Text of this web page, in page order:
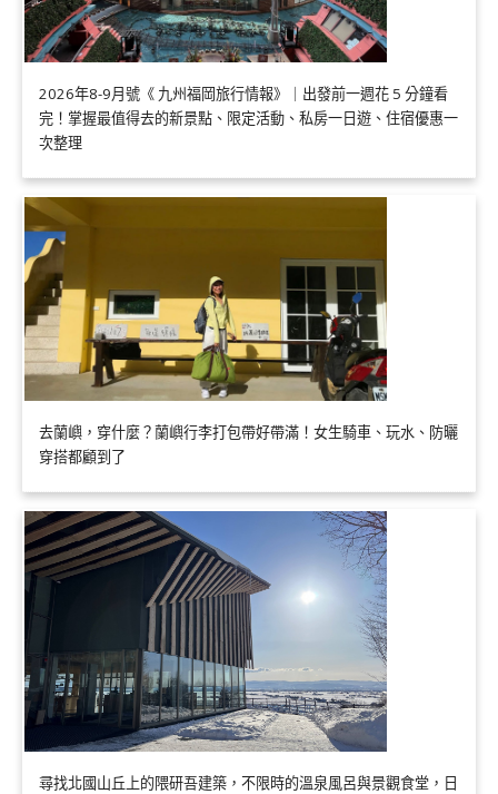
2026年8-9月號《 九州福岡旅行情報》｜出發前一週花 5 分鐘看
完！掌握最值得去的新景點、限定活動、私房一日遊、住宿優惠一
次整理
去蘭嶼，穿什麼？蘭嶼行李打包帶好帶滿！女生騎車、玩水、防曬
穿搭都顧到了
尋找北國山丘上的隈研吾建築，不限時的溫泉風呂與景觀食堂，日